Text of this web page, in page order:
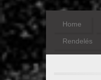
Home
Rendelés